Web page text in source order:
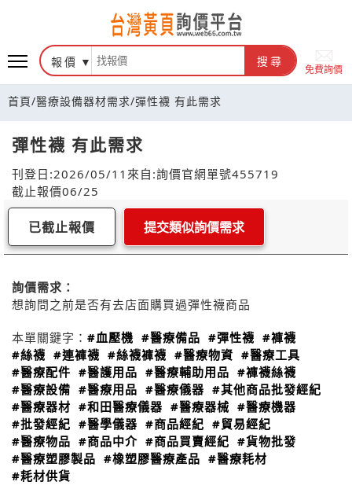
報價 搜尋
免費詢價
首頁/醫療設備器材需求/彈性襪 有此需求
彈性襪 有此需求
刊登日:2026/05/11 來自:詢價官網單號455719
截止報價06/25
已截止報價 提交類似詢價需求
詢價需求：
想詢問之前是否有去店面購買過彈性襪商品
本單關鍵字： #血壓機 #醫療備品 #彈性襪 #褲襪
#絲襪 #連褲襪 #絲襪褲襪 #醫療物資 #醫療工具
#醫療配件 #醫護用品 #醫療輔助用品 #褲襪絲襪
#醫療設備 #醫療用品 #醫療儀器 #其他商品批發經紀
#醫療器材 #和田醫療儀器 #醫療器械 #醫療機器
#批發經紀 #醫學儀器 #商品經紀 #貿易經紀
#醫療物品 #商品中介 #商品買賣經紀 #貨物批發
#醫療塑膠製品 #橡塑膠醫療產品 #醫療耗材
#耗材供貨